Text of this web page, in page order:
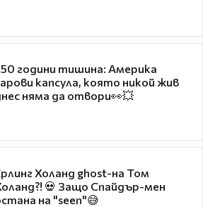
години тишина: Америка
капсула, която никой жив
няма да отвори👀💥
Холанд ghost-на Том
💀 Защо Спайдър-мен
на "seen"😅